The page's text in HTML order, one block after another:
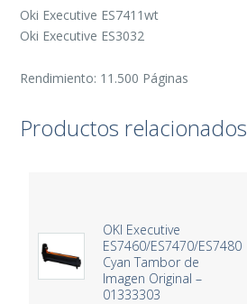
Oki Executive ES7411wt
Oki Executive ES3032
Rendimiento: 11.500 Páginas
Productos relacionados
OKI Executive
ES7460/ES7470/ES7480
Cyan Tambor de
Imagen Original –
01333303